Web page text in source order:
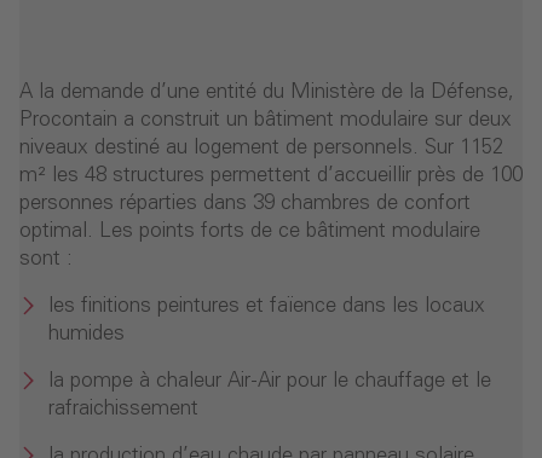
A la demande d’une entité du Ministère de la Défense,
Procontain a construit un bâtiment modulaire sur deux
niveaux destiné au logement de personnels. Sur 1152
m² les 48 structures permettent d’accueillir près de 100
personnes réparties dans 39 chambres de confort
optimal. Les points forts de ce bâtiment modulaire
sont :
les finitions peintures et faïence dans les locaux
humides
la pompe à chaleur Air-Air pour le chauffage et le
rafraichissement